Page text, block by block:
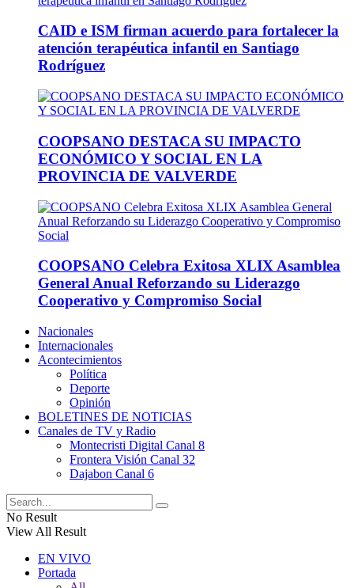
CAID e ISM firman acuerdo para fortalecer la
atención terapéutica infantil en Santiago
Rodríguez
COOPSANO DESTACA SU IMPACTO
ECONÓMICO Y SOCIAL EN LA
PROVINCIA DE VALVERDE
COOPSANO Celebra Exitosa XLIX Asamblea
General Anual Reforzando su Liderazgo
Cooperativo y Compromiso Social
Nacionales
Internacionales
Acontecimientos
Política
Deporte
Opinión
BOLETINES DE NOTICIAS
Canales de TV y Radio
Montecristi Digital Canal 8
Frontera Visión Canal 32
Dajabon Canal 6
No Result
View All Result
EN VIVO
Portada